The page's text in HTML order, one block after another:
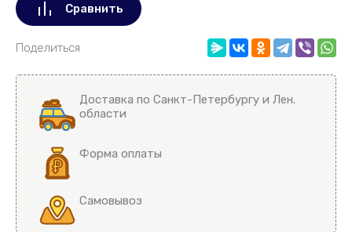
Сравнить
Поделиться
Доставка по Санкт-Петербургу и Лен.
области
Форма оплаты
Самовывоз